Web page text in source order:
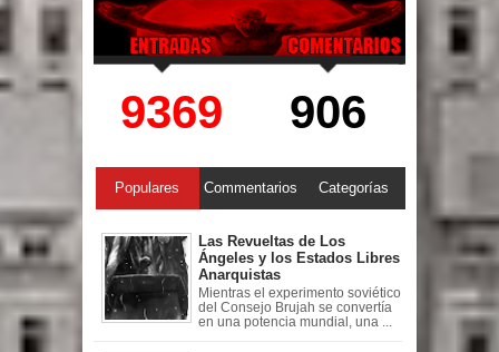
9369 906
Populares Commentarios Categorías
Las Revueltas de Los
Ángeles y los Estados Libres
Anarquistas
Mientras el experimento soviético
del Consejo Brujah se convertía
en una potencia mundial, una ...